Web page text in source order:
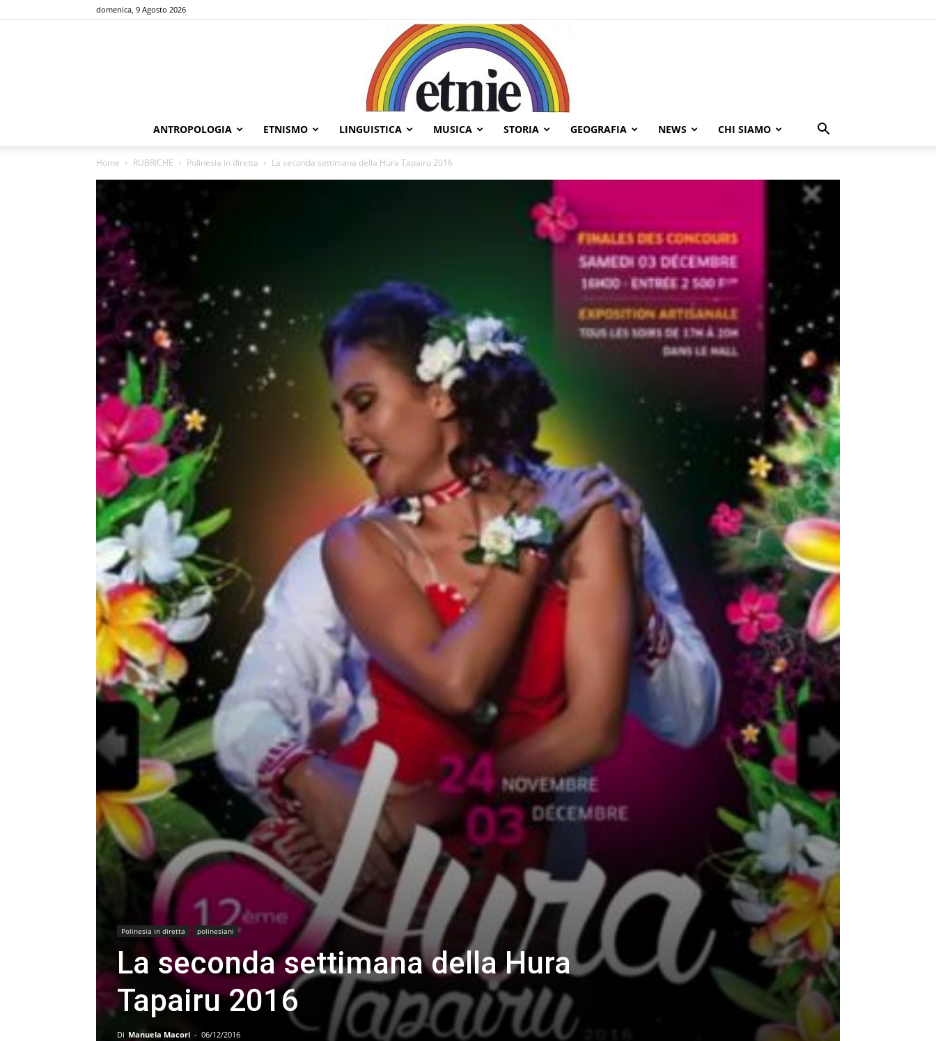
domenica, 9 Agosto 2026
ANTROPOLOGIA ETNISMO LINGUISTICA MUSICA STORIA GEOGRAFIA NEWS CHI SIAMO
Home RUBRICHE Polinesia in diretta La seconda settimana della Hura Tapairu 2016
Polinesia in diretta polinesiani
La seconda settimana della Hura
Tapairu 2016
Di Manuela Macori - 06/12/2016